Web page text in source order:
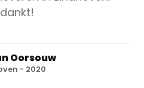
Oorsouw
- 2020